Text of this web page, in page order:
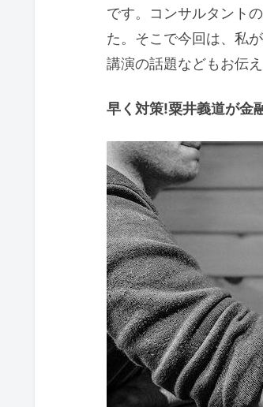
です。コンサルタント
た。そこで今回は、私
講演の話題などもお伝
早く対策!粟井義道が金